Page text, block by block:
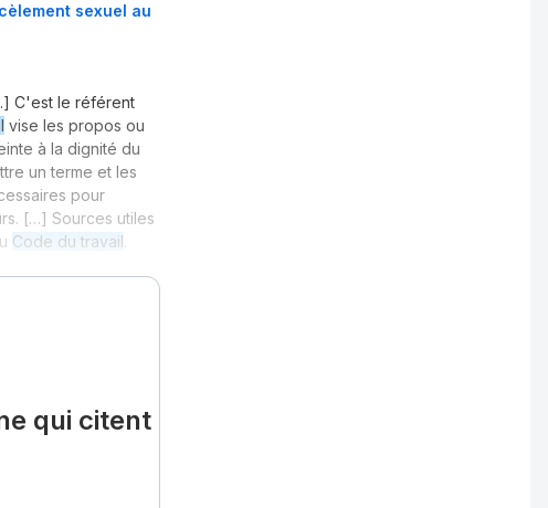
sexuel au
C'est le référent
vise les propos ou
à la dignité du
un terme et les
pour
[…] Sources utiles
Code du travail.
qui citent